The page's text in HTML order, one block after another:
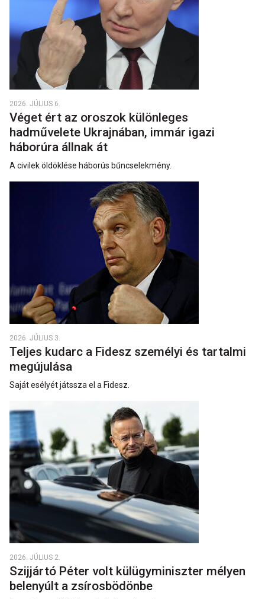
2026. JÚLIUS 6.
Véget ért az oroszok különleges
hadművelete Ukrajnában, immár igazi
háborúra állnak át
A civilek öldöklése háborús bűncselekmény.
2026. JÚLIUS 3.
Teljes kudarc a Fidesz személyi és tartalmi
megújulása
Saját esélyét játssza el a Fidesz.
2026. JÚLIUS 2.
Szijjártó Péter volt külügyminiszter mélyen
belenyúlt a zsírosbödönbe